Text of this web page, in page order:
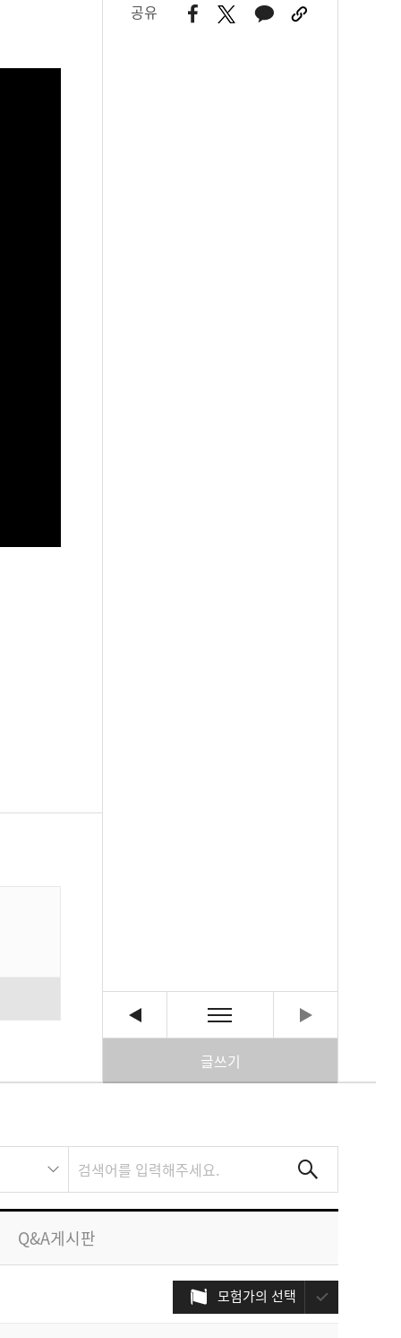
공유
글쓰기
Q&A게시판
모험가의 선택